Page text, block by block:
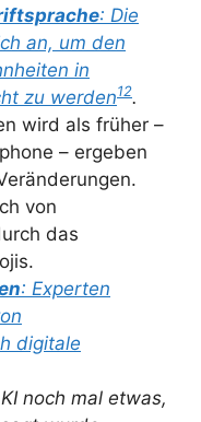
: Die
an, um den
in
zu werden12.
wird als früher –
– ergeben
von
das
: Experten
digitale
noch mal etwas,